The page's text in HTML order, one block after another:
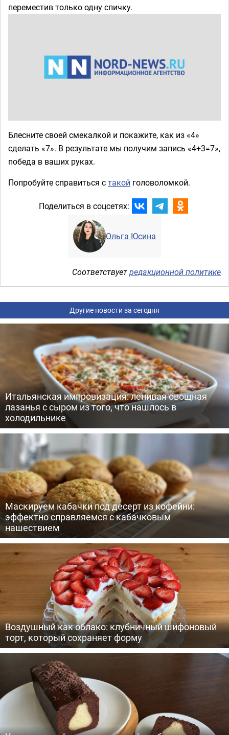
переместив только одну спичку.
Блесните своей смекалкой и покажите, как из «4»
сделать «7». В результате мы получим запись «4+3=7»,
победа в ваших руках.
Попробуйте справиться стакой головоломкой.
Поделиться в соцсетях:
Ольга Юсина
Соответствуетредакционной политике
Другие новости за сегодня
Итальянская импровизация: ленивая овощная
лазанья с сыром из того, что нашлось в
холодильнике
Маскируем кабачки под десерт из кофейни:
эффектно справляемся с кабачковым
нашествием
Воздушный как облако: клубничный шифоновый
торт, который сохраняет форму